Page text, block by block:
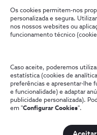
Os cookies permitem-nos
personalizada e segura.
nos nossos websites ou
funcionamento técnico
Caso aceite, poderemos
estatística (cookies de
preferências e apresentar-lhe
e funcionalidade) e adaptar
publicidade personalizada).
em "Configurar Cookies".
Reconhecimentos e
Junte-se à nossa rede
Qualidade de Serviço